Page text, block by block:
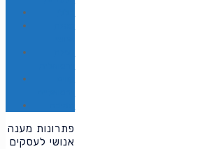
פתרונות מענה
אנושי לעסקים